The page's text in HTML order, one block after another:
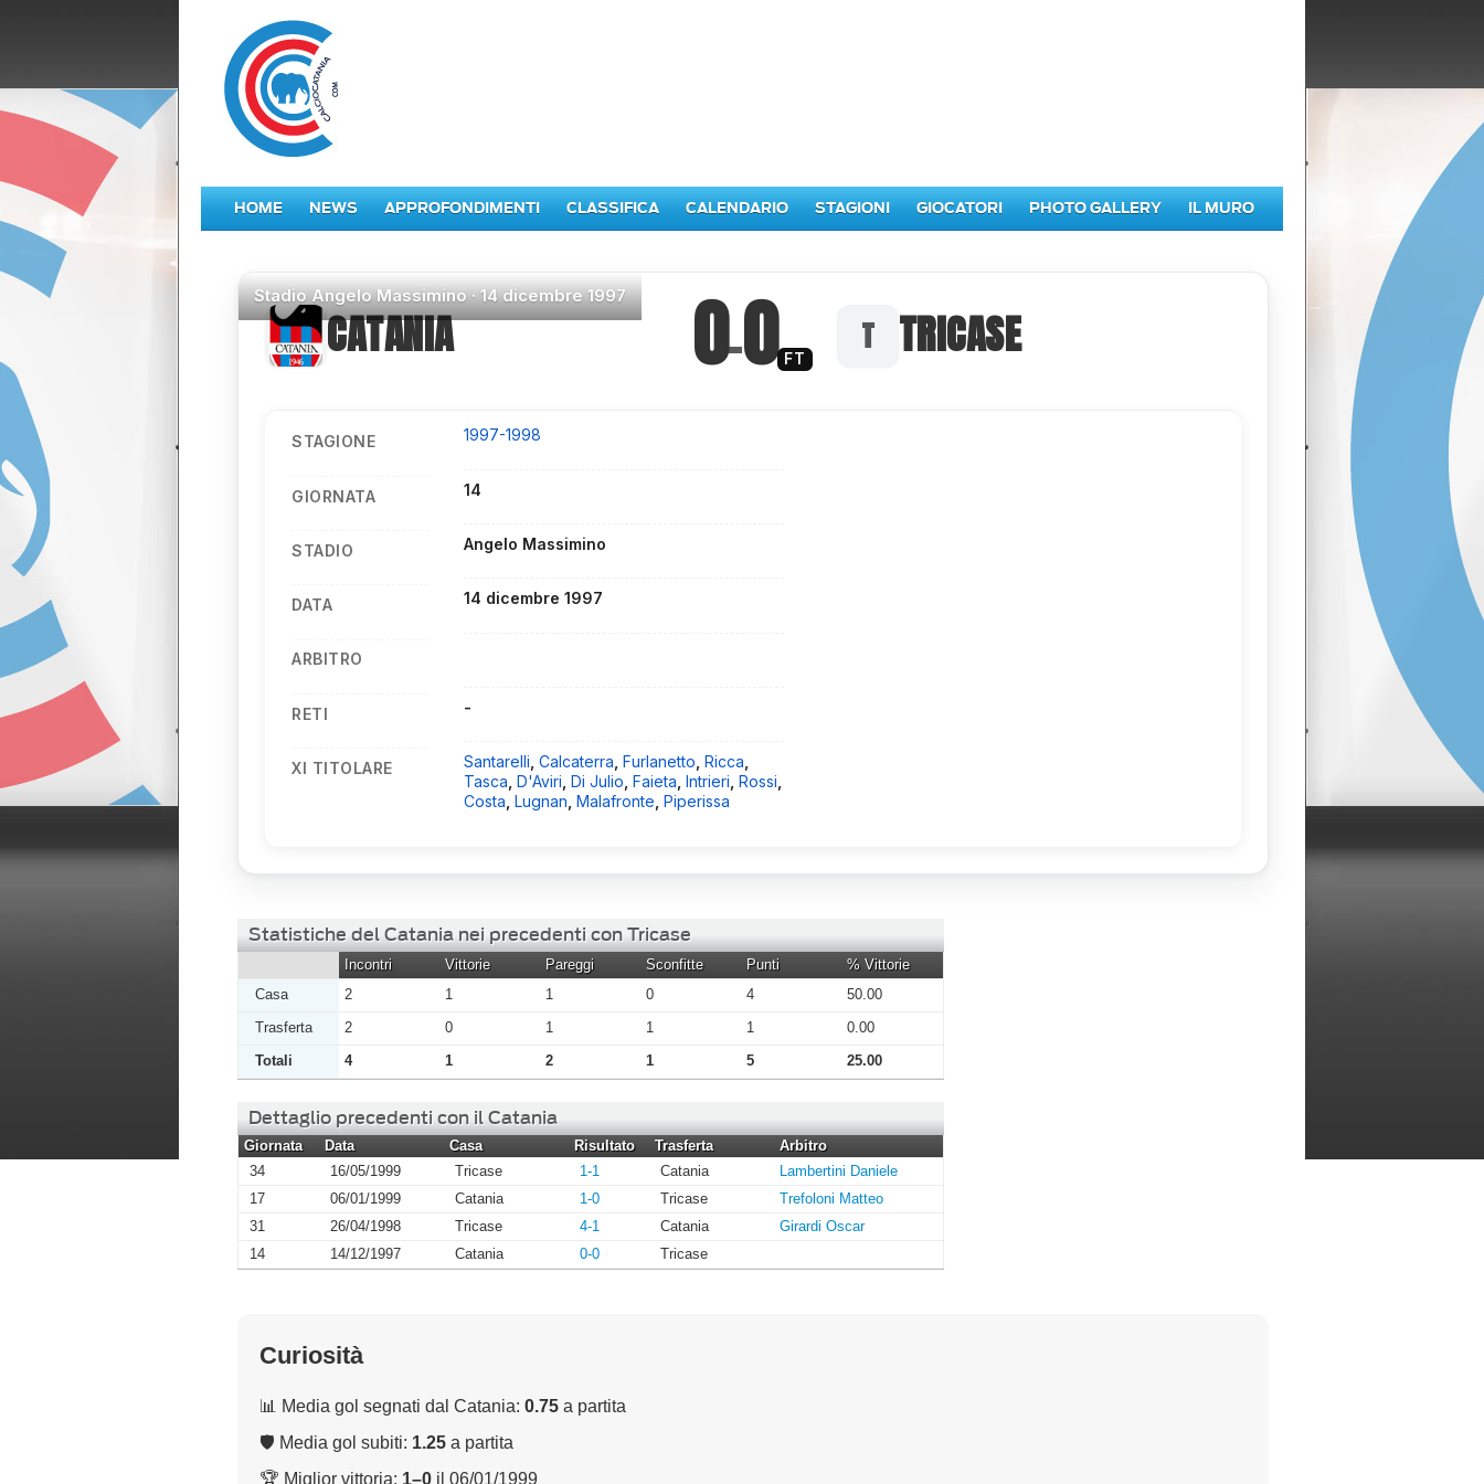
HOME NEWS APPROFONDIMENTI CLASSIFICA CALENDARIO STAGIONI GIOCATORI PHOTO GALLERY IL MURO
StadioAngelo Massimino ·14 dicembre 1997
CATANIA 0–0 FT TRICASE
STAGIONE 1997-1998
GIORNATA 14
STADIO Angelo Massimino
DATA 14 dicembre 1997
ARBITRO
RETI -
XI TITOLARE Santarelli ,Calcaterra ,Furlanetto ,Ricca
Tasca ,D'Aviri ,Di Julio ,Faieta ,Intrieri ,Rossi
Costa ,Lugnan ,Malafronte ,Piperissa
Statistiche del Catania nei precedenti con Tricase
Incontri Vittorie Pareggi Sconfitte Punti
% Vittorie
Casa
2 1 1 0 4
50.00
Trasferta
2 0 1 1 1
0.00
Totali
4 1 2 1 5 25.00
Dettaglio precedenti con il Catania
Giornata Data Casa Risultato Trasferta
Arbitro
34
16/05/1999 Tricase 1-1 Catania
Lambertini Daniele
17
06/01/1999 Catania 1-0 Tricase
Trefoloni Matteo
31
26/04/1998 Tricase 4-1 Catania
Girardi Oscar
14
14/12/1997 Catania 0-0 Tricase
Curiosità
📊 Media gol segnati dal Catania: 0.75 a partita
🛡 Media gol subiti: 1.25 a partita
🏆 Miglior vittoria: 1–0 il 06/01/1999